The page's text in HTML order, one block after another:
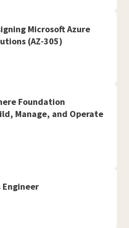
Microsoft Azure
(AZ-305)
Foundation
Manage, and Operate
Engineer